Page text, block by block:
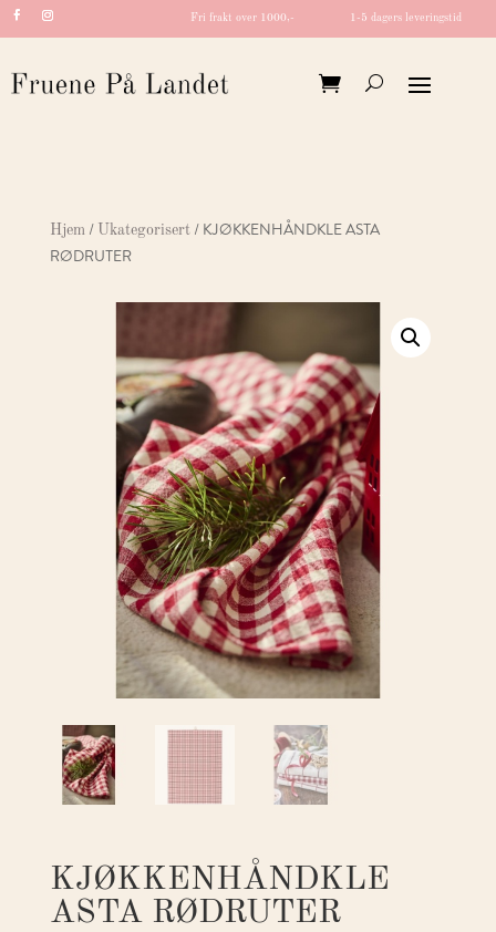
Fri frakt over 1000,- 1-5 dagers leveringstid
Hjem/ Ukategorisert/ KJØKKENHÅNDKLE ASTA
RØDRUTER
KJØKKENHÅNDKLE
ASTA RØDRUTER